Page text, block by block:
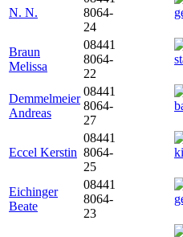
N. N.
8064-
24
Braun
Melissa
08441
8064-
22
Demmelmeier
Andreas
08441
8064-
27
Eccel Kerstin
08441
8064-
25
Eichinger
Beate
08441
8064-
23